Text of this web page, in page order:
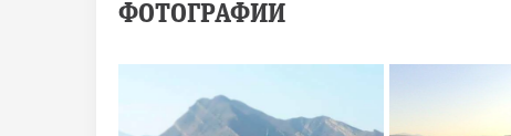
ФОТОГРАФИИ